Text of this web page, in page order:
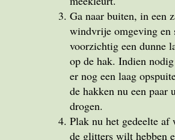
Ga naar buiten, in een
windvrije omgeving en
voorzichtig een dunne
op de hak. Indien
er nog een laag
de hakken nu een paar
drogen.
Plak nu het gedeelte af
de glitters wilt hebben